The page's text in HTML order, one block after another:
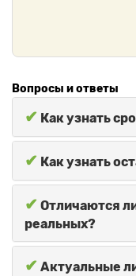
Вопросы и ответы
✔ Как узнать
✔ Как узнать
✔ Отличаются
реальных?
✔ Актуальные